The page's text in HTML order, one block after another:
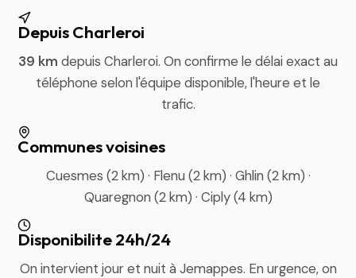
Depuis Charleroi
39 km depuis Charleroi. On confirme le délai exact au
téléphone selon l'équipe disponible, l'heure et le
trafic.
Communes voisines
Cuesmes (2 km) · Flenu (2 km) · Ghlin (2 km) ·
Quaregnon (2 km) · Ciply (4 km)
Disponibilite 24h/24
On intervient jour et nuit à Jemappes. En urgence, on